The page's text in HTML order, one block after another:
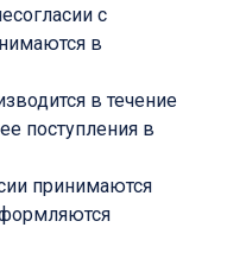
с
в
в течение
поступления в
принимаются